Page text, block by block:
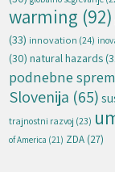
warming (92)
(33) innovation (24)
(30) natural hazards
podnebne
Slovenija (65)
trajnostni razvoj (23)
of America (21) ZDA (27)